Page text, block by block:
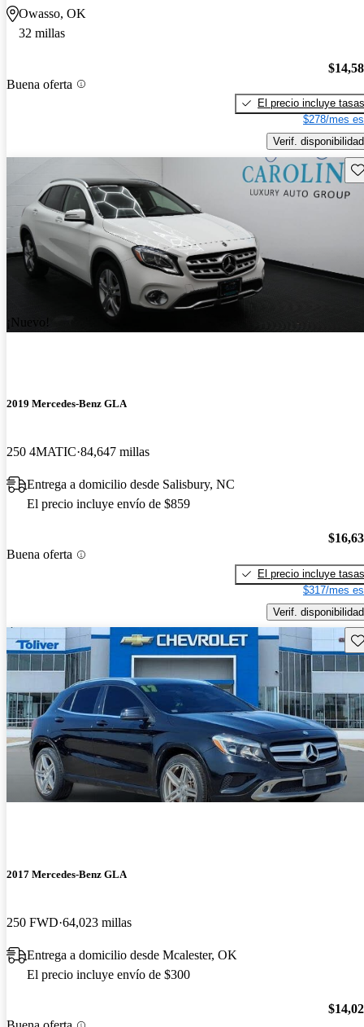
Owasso, OK
32 millas
Buena oferta
El precio incluye tasas
$278/mes
Verif. disponibilidad
¡Nuevo!
2019 Mercedes-Benz GLA
250 4MATIC 84,647 millas
Entrega a domicilio desde Salisbury, NC
El precio incluye envío de $859
Buena oferta
El precio incluye tasas
$317/mes
Verif. disponibilidad
2017 Mercedes-Benz GLA
250 FWD 64,023 millas
Entrega a domicilio desde Mcalester, OK
El precio incluye envío de $300